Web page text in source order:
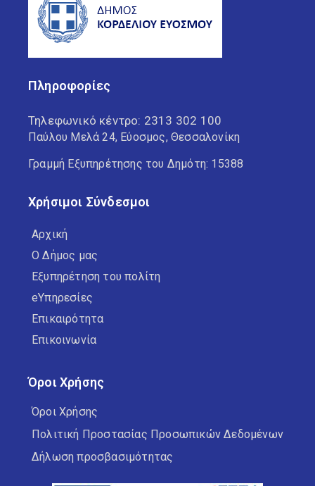
Πληροφορίες
Τηλεφωνικό κέντρο: 2313 302 100
Παύλου Μελά 24, Εύοσμος, Θεσσαλονίκη
Γραμμή Εξυπηρέτησης του Δημότη: 15388
Χρήσιμοι Σύνδεσμοι
Αρχική
Ο Δήμος μας
Εξυπηρέτηση του πολίτη
eΥπηρεσίες
Επικαιρότητα
Επικοινωνία
Όροι Χρήσης
Όροι Χρήσης
Πολιτική Προστασίας Προσωπικών Δεδομένων
Δήλωση προσβασιμότητας